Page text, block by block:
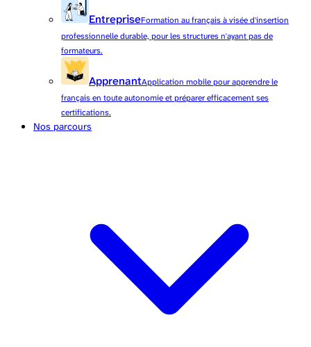
EntrepriseFormation au français à visée d'insertion
professionnelle durable, pour les structures n'ayant pas de
formateurs.
ApprenantApplication mobile pour apprendre le
français en toute autonomie et préparer efficacement ses
certifications.
Nos parcours